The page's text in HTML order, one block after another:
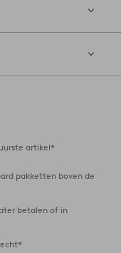
artikel*
pakketten boven de
betalen of in